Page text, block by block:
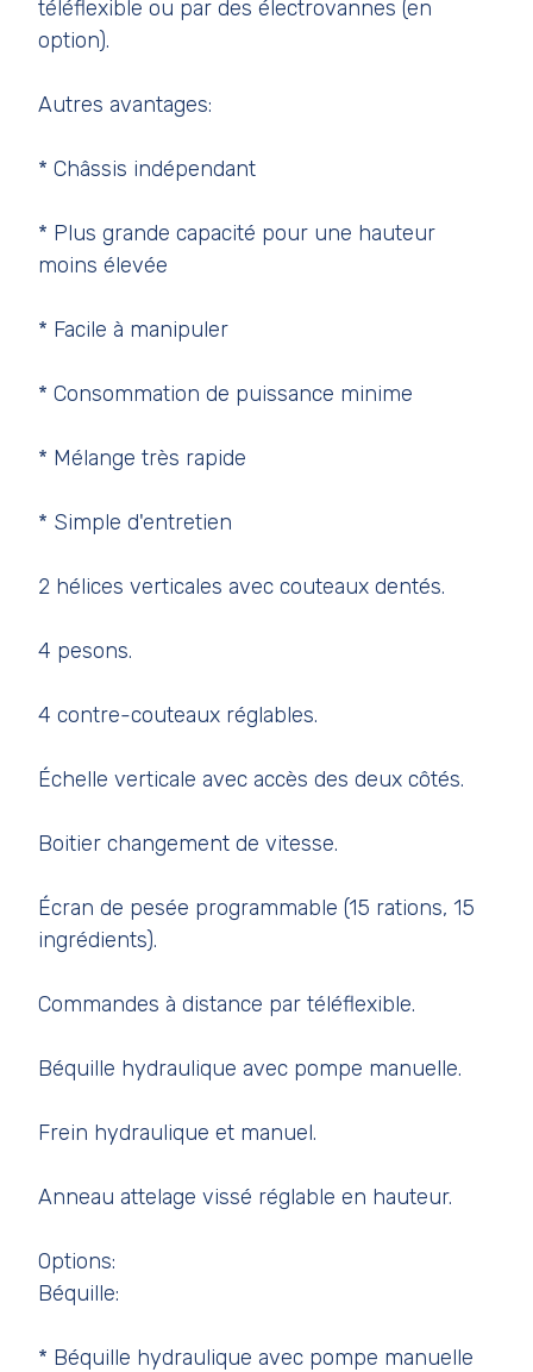
téléflexible ou par des électrovannes (en
option).
Autres avantages:
* Châssis indépendant
* Plus grande capacité pour une hauteur
moins élevée
* Facile à manipuler
* Consommation de puissance minime
* Mélange très rapide
* Simple d'entretien
2 hélices verticales avec couteaux dentés.
4 pesons.
4 contre-couteaux réglables.
Échelle verticale avec accès des deux côtés.
Boitier changement de vitesse.
Écran de pesée programmable (15 rations, 15
ingrédients).
Commandes à distance par téléflexible.
Béquille hydraulique avec pompe manuelle.
Frein hydraulique et manuel.
Anneau attelage vissé réglable en hauteur.
Options:
Béquille:
* Béquille hydraulique avec pompe manuelle